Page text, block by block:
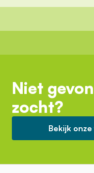
Niet
zocht?
Bekijk